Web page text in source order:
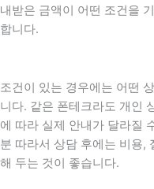
내받은 금액이 어떤 조건을
합니다.
조건이 있는 경우에는 어떤
니다. 같은 폰테크라도 개인
에 따라 실제 안내가 달라질
분 따라서 상담 후에는 비용,
해 두는 것이 좋습니다.